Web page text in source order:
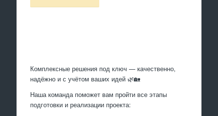
Комплексные решения под ключ — качественно,
надёжно и с учётом ваших идей 🌿🏡
Наша команда поможет вам пройти все этапы
подготовки и реализации проекта: